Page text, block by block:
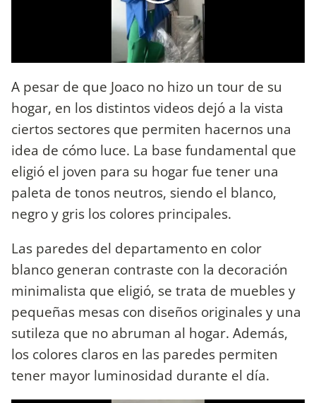
A pesar de que Joaco no hizo un tour de su
hogar, en los distintos videos dejó a la vista
ciertos sectores que permiten hacernos una
idea de cómo luce. La base fundamental que
eligió el joven para su hogar fue tener una
paleta de tonos neutros, siendo el blanco,
negro y gris los colores principales.
Las paredes del departamento en color
blanco generan contraste con la decoración
minimalista que eligió, se trata de muebles y
pequeñas mesas con diseños originales y una
sutileza que no abruman al hogar. Además,
los colores claros en las paredes permiten
tener mayor luminosidad durante el día.